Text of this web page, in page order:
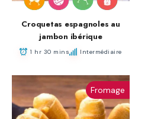
Croquetas espagnoles au
jambon ibérique
1 hr 30 mins Intermédiaire
Fromage